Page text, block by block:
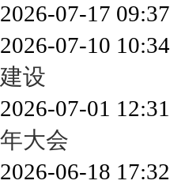
2026-07-17 09:37
2026-07-10 10:34
建设
2026-07-01 12:31
年大会
2026-06-18 17:32